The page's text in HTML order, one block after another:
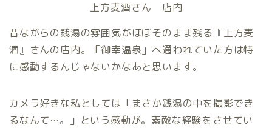
上方麦酒さん 店内
昔ながらの銭湯の雰囲気がほぼそのまま残る『上方麦
酒』さんの店内。「御幸温泉」へ通われていた方は特
に感動するんじゃないかなあと思います。
カメラ好きな私としては「まさか銭湯の中を撮影でき
るなんて…。」という感動が。素敵な経験をさせてい